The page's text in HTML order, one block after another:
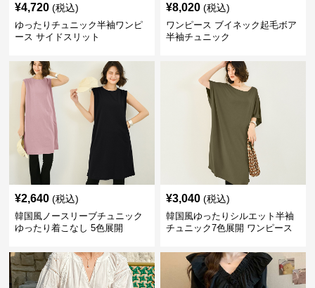
¥4,720 (税込)
ゆったりチュニック半袖ワンピ
ース サイドスリット
¥8,020 (税込)
ワンピース ブイネック起毛ボア
半袖チュニック
¥2,640 (税込)
韓国風ノースリーブチュニック
ゆったり着こなし 5色展開
¥3,040 (税込)
韓国風ゆったりシルエット半袖
チュニック7色展開 ワンピース